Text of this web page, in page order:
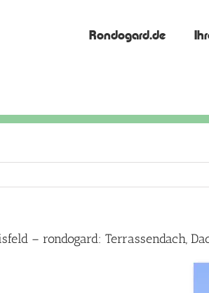
Rondogard.de
– rondogard: Terrassendach,